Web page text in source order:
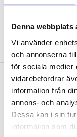
Denna webbplats
Vi använder
och annonserna
för sociala medier
vidarebefordrar
information från
annons- och
Dessa kan i sin
information som